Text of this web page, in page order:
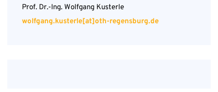
Prof. Dr.-Ing. Wolfgang Kusterle
wolfgang.kusterle[at]oth-regensburg.de